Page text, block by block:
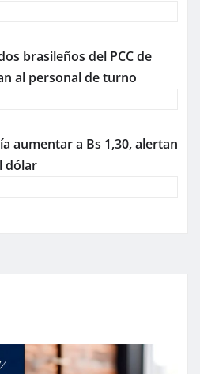
brasileños del PCC de
al personal de turno
aumentar a Bs 1,30, alertan
dólar